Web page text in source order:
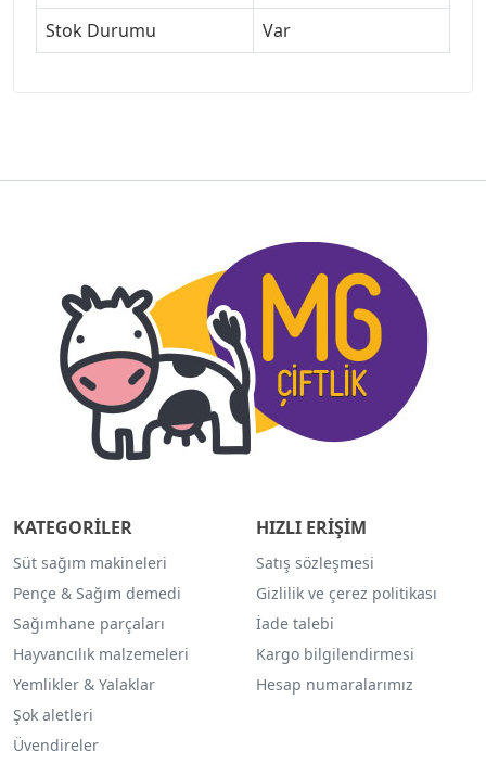
Stok Durumu
Var
KATEGORİLER
Süt sağım makineleri
Pençe & Sağım demedi
Sağımhane parçaları
Hayvancılık malzemeleri
Yemlikler & Yalaklar
Şok aletleri
Üvendireler
HIZLI ERİŞİM
Satış sözleşmesi
Gizlilik ve çerez politikası
İade talebi
Kargo bilgilendirmesi
Hesap numaralarımız